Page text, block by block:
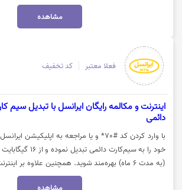
وارد کنید. این هدیه شامل ۲ گیگابایت
۴ هفته متوالی و در روزی ثابت برای هر دو مشترک
نمایید.
مشاهده
فعلا معتبر کد تخفیف
اینترنت و مکالمه رایگان ایرانسل با تبدیل سیم
دائمی
با وارد کردن کد #70* و یا مراجعه به
خود را به سیم‌کارت
مشاهده